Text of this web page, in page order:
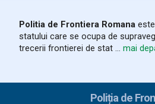
03 august 2026
România și
consolidează
03 august 2026
Politia de Frontiera Romana
statului care se ocupa de
trecerii frontierei de stat ... mai
Poliția de